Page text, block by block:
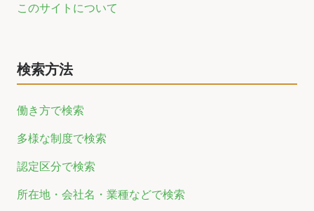
このサイトについて
検索方法
働き方で検索
多様な制度で検索
認定区分で検索
所在地・会社名・業種などで検索